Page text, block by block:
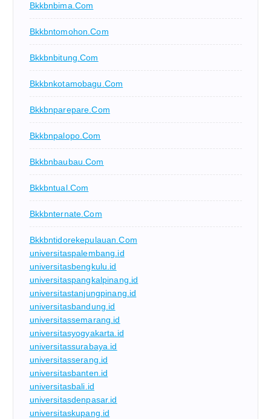
Bkkbnbima.com
Bkkbntomohon.com
Bkkbnbitung.com
Bkkbnkotamobagu.com
Bkkbnparepare.com
Bkkbnpalopo.com
Bkkbnbaubau.com
Bkkbntual.com
Bkkbnternate.com
Bkkbntidorekepulauan.com
universitaspalembang.id
universitasbengkulu.id
universitaspangkalpinang.id
universitastanjungpinang.id
universitasbandung.id
universitassemarang.id
universitasyogyakarta.id
universitassurabaya.id
universitasserang.id
universitasbanten.id
universitasbali.id
universitasdenpasar.id
universitaskupang.id